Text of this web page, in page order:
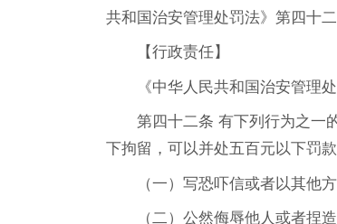
共和国治安管理处罚法》第四十
【行政责任】
《中华人民共和国治安管理处
第四十二条 有下列行为之一
下拘留，可以并处五百元以下罚款
（一）写恐吓信或者以其他
（二）公然侮辱他人或者捏